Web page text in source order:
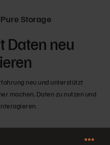
Storage
Daten neu
neu und unterstützt
machen, Daten zu nutzen und